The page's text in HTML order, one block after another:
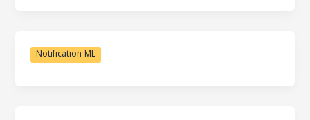
Notification ML